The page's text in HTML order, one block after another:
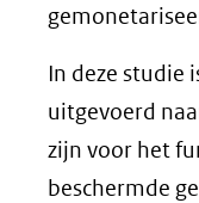
In deze studie
uitgevoerd
zijn voor het
beschermde